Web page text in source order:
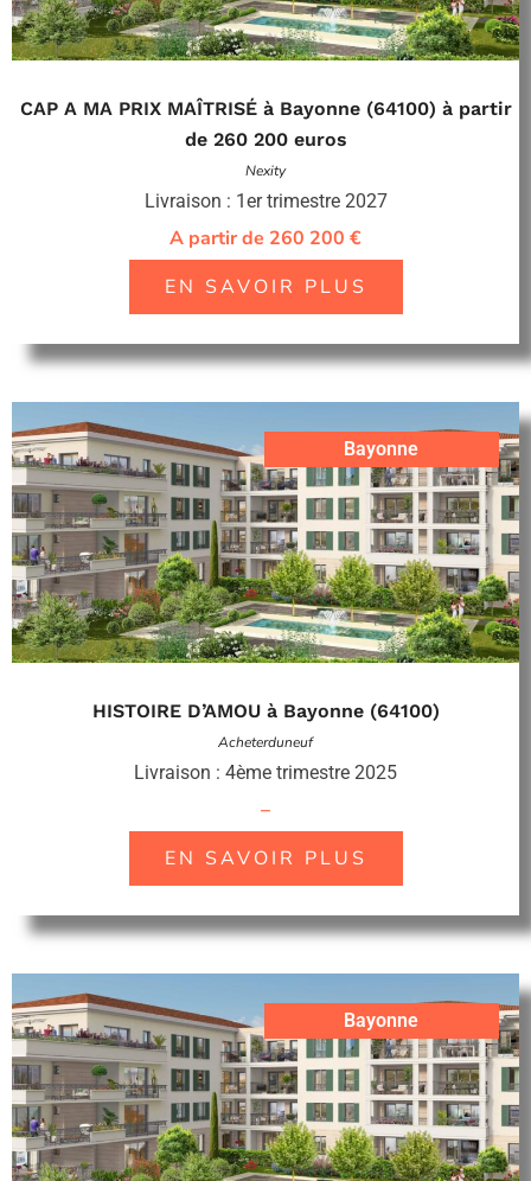
CAP A MA PRIX MAÎTRISÉ à Bayonne (64100) à partir
de 260 200 euros
Nexity
Livraison : 1er trimestre 2027
A partir de 260 200 €
EN SAVOIR PLUS
Bayonne
HISTOIRE D’AMOU à Bayonne (64100)
Acheterduneuf
Livraison : 4ème trimestre 2025
–
EN SAVOIR PLUS
Bayonne